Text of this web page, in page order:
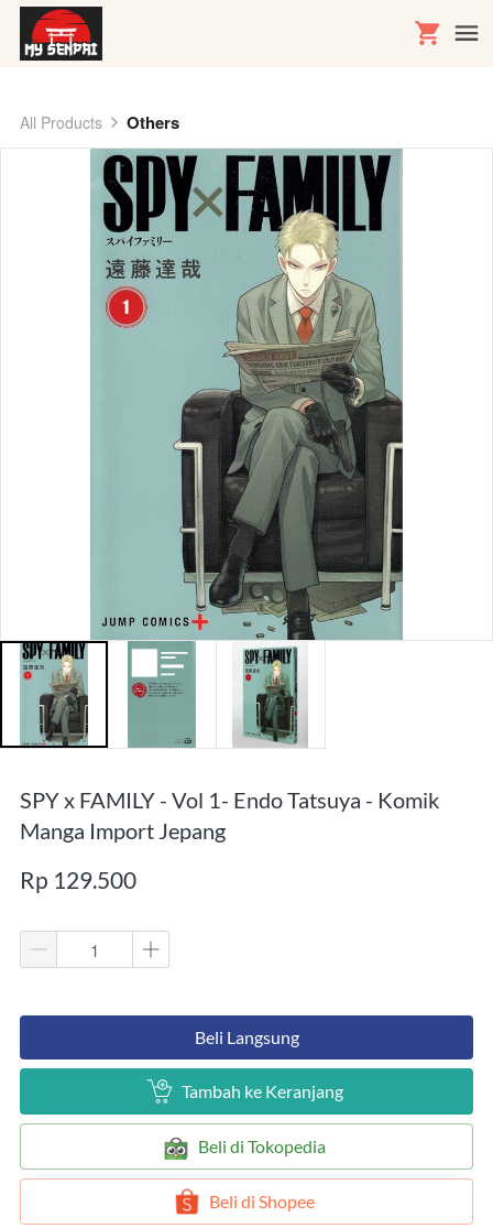
All Products Others
SPY x FAMILY - Vol 1- Endo Tatsuya - Komik
Manga Import Jepang
Rp 129.500
`Beli Langsung
` Tambah ke Keranjang
` Beli di Tokopedia
` Beli di Shopee